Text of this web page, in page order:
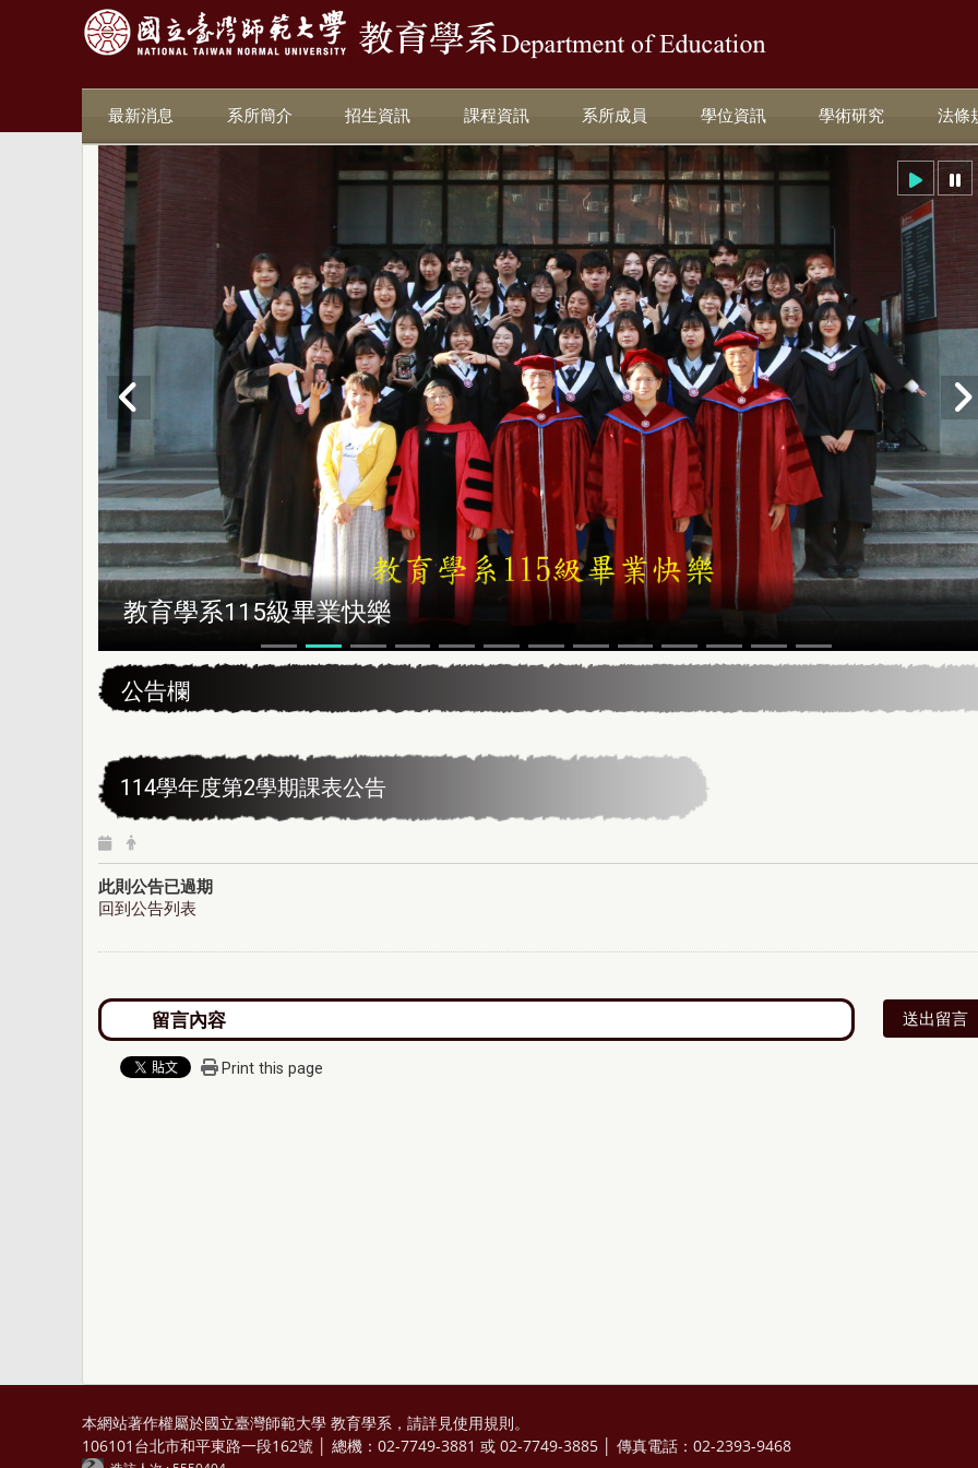
最新消息 系所簡介 招生資訊 課程資訊 系所成員 學位資訊 學術研究 法條
教育學系115級畢業快樂
公告欄
114學年度第2學期課表公告
此則公告已過期
回到公告列表
送出留言
Print this page
本網站著作權屬於國立臺灣師範大學 教育學系，請詳見使用規則。
106101台北市和平東路一段162號 │ 總機：02-7749-3881 或 02-7749-3885 │ 傳真電話：02-2393-9468